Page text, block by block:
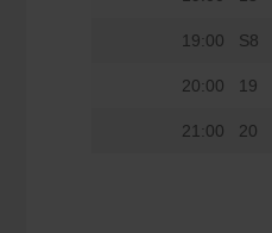
19:00 S8
20:00 19
21:00 20